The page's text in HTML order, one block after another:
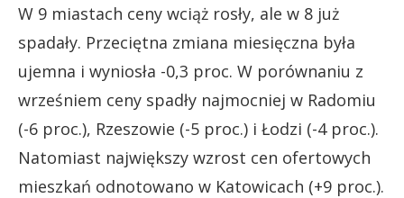
W 9 miastach ceny wciąż rosły, ale w 8 już
spadały. Przeciętna zmiana miesięczna była
ujemna i wyniosła -0,3 proc. W porównaniu z
wrześniem ceny spadły najmocniej w Radomiu
(-6 proc.), Rzeszowie (-5 proc.) i Łodzi (-4 proc.).
Natomiast największy wzrost cen ofertowych
mieszkań odnotowano w Katowicach (+9 proc.).